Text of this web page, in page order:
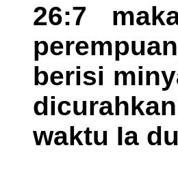
26:7
berisi
waktu Ia